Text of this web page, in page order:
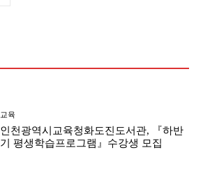
교육
인천광역시교육청화도진도서관, 『하반
기 평생학습프로그램』수강생 모집